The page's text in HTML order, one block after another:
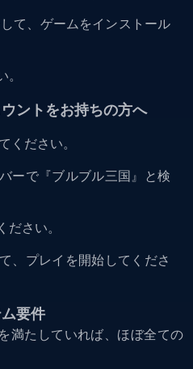
て、ゲームをインストール
ントをお持ちの方へ
ください。
ーで『ブルブル三国』と検
さい。
、プレイを開始してくださ
要件
満たしていれば、ほぼ全ての